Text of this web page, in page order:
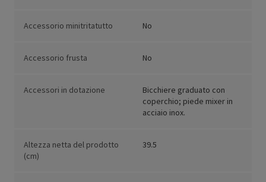
Accessorio minitritatutto No
Accessorio frusta No
Accessori in dotazione
Bicchiere graduato con
coperchio; piede mixer in
acciaio inox.
Altezza netta del prodotto
(cm)
39.5